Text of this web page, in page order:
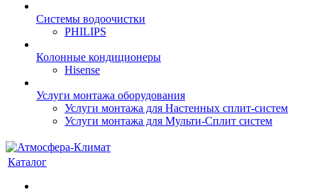
Системы водоочистки
PHILIPS
Колонные кондиционеры
Hisense
Услуги монтажа оборудования
Услуги монтажа для Настенных сплит-систем
Услуги монтажа для Мульти-Сплит систем
Каталог